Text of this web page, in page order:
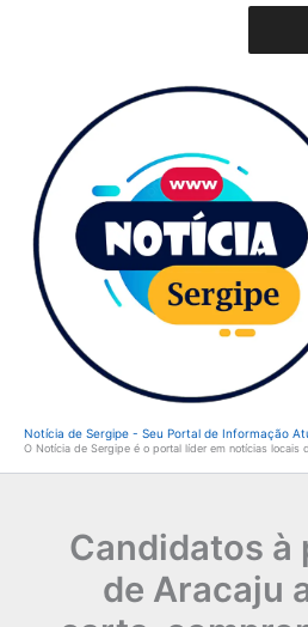
Notícia de Sergipe - Seu Portal de Informação
O Notícia de Sergipe é o portal líder em notícias locais
Candidatos à
de Aracaju